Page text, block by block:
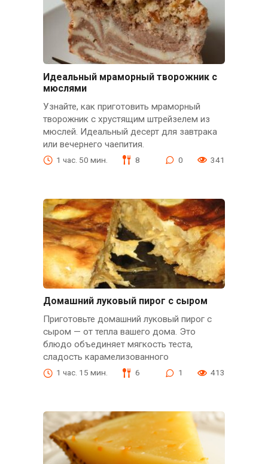
Идеальный мраморный творожник с
мюслями
Узнайте, как приготовить мраморный
творожник с хрустящим штрейзелем из
мюслей. Идеальный десерт для завтрака
или вечернего чаепития.
1 час. 50 мин. 8 0 341
Домашний луковый пирог с сыром
Приготовьте домашний луковый пирог с
сыром — от тепла вашего дома. Это
блюдо объединяет мягкость теста,
сладость карамелизованного
1 час. 15 мин. 6 1 413